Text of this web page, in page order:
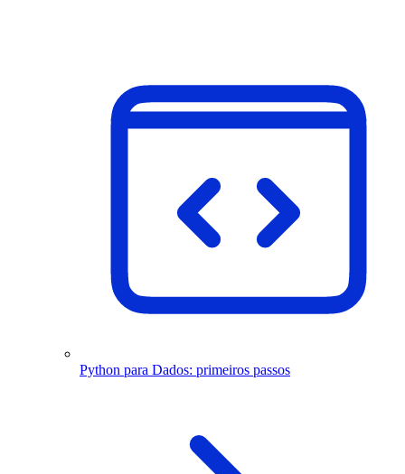
Python para Dados: primeiros passos